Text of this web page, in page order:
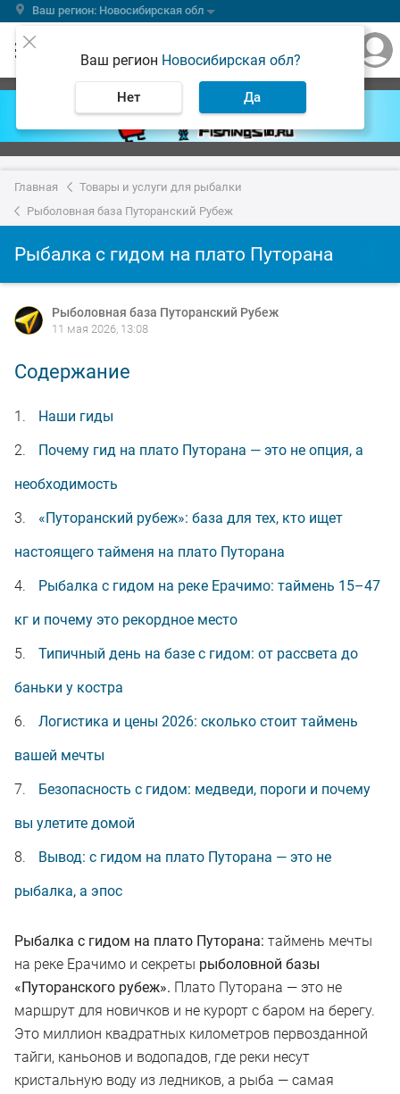
Ваш регион: Новосибирская обл
Ваш регион Новосибирская обл?
Нет Да
Главная
Товары и услуги для рыбалки
Рыболовная база Путоранский Рубеж
Рыбалка с гидом на плато Путорана
Рыболовная база Путоранский Рубеж
11 мая 2026, 13:08
Содержание
Наши гиды
Почему гид на плато Путорана — это не опция, а
необходимость
«Путоранский рубеж»: база для тех, кто ищет
настоящего тайменя на плато Путорана
Рыбалка с гидом на реке Ерачимо: таймень 15–47
кг и почему это рекордное место
Типичный день на базе с гидом: от рассвета до
баньки у костра
Логистика и цены 2026: сколько стоит таймень
вашей мечты
Безопасность с гидом: медведи, пороги и почему
вы улетите домой
Вывод: с гидом на плато Путорана — это не
рыбалка, а эпос
Рыбалка с гидом на плато Путорана: таймень мечты
на реке Ерачимо и секреты рыболовной базы
«Путоранского рубеж». Плато Путорана — это не
маршрут для новичков и не курорт с баром на берегу.
Это миллион квадратных километров первозданной
тайги, каньонов и водопадов, где реки несут
кристальную воду из ледников, а рыба — самая